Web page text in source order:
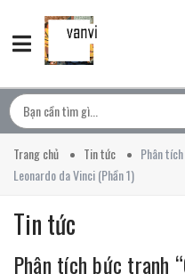
Trang chủ Tin tức
Phân
Leonardo da Vinci (Phần 1)
Tin tức
Phân tích bức tranh